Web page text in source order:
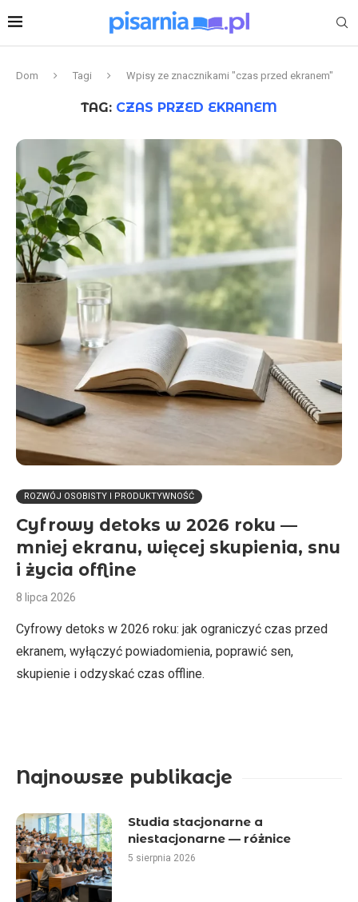
Dom Tagi Wpisy ze znacznikami "czas przed ekranem"
TAG: CZAS PRZED EKRANEM
ROZWÓJ OSOBISTY I PRODUKTYWNOŚĆ
Cyfrowy detoks w 2026 roku —
mniej ekranu, więcej skupienia, snu
i życia offline
8 lipca 2026
Cyfrowy detoks w 2026 roku: jak ograniczyć czas przed
ekranem, wyłączyć powiadomienia, poprawić sen,
skupienie i odzyskać czas offline.
Najnowsze publikacje
Studia stacjonarne a
niestacjonarne — różnice
5 sierpnia 2026